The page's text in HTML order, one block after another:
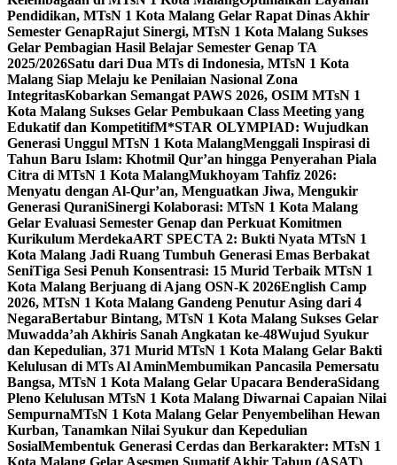
Pendidikan, MTsN 1 Kota Malang Gelar Rapat Dinas Akhir
Semester GenapRajut Sinergi, MTsN 1 Kota Malang Sukses
Gelar Pembagian Hasil Belajar Semester Genap TA
2025/2026Satu dari Dua MTs di Indonesia, MTsN 1 Kota
Malang Siap Melaju ke Penilaian Nasional Zona
IntegritasKobarkan Semangat PAWS 2026, OSIM MTsN 1
Kota Malang Sukses Gelar Pembukaan Class Meeting yang
Edukatif dan KompetitifM*STAR OLYMPIAD: Wujudkan
Generasi Unggul MTsN 1 Kota MalangMenggali Inspirasi di
Tahun Baru Islam: Khotmil Qur’an hingga Penyerahan Piala
Citra di MTsN 1 Kota MalangMukhoyam Tahfiz 2026:
Menyatu dengan Al-Qur’an, Menguatkan Jiwa, Mengukir
Generasi QuraniSinergi Kolaborasi: MTsN 1 Kota Malang
Gelar Evaluasi Semester Genap dan Perkuat Komitmen
Kurikulum MerdekaART SPECTA 2: Bukti Nyata MTsN 1
Kota Malang Jadi Ruang Tumbuh Generasi Emas Berbakat
SeniTiga Sesi Penuh Konsentrasi: 15 Murid Terbaik MTsN 1
Kota Malang Berjuang di Ajang OSN-K 2026English Camp
2026, MTsN 1 Kota Malang Gandeng Penutur Asing dari 4
NegaraBertabur Bintang, MTsN 1 Kota Malang Sukses Gelar
Muwadda’ah Akhiris Sanah Angkatan ke-48Wujud Syukur
dan Kepedulian, 371 Murid MTsN 1 Kota Malang Gelar Bakti
Kelulusan di MTs Al AminMembumikan Pancasila Pemersatu
Bangsa, MTsN 1 Kota Malang Gelar Upacara BenderaSidang
Pleno Kelulusan MTsN 1 Kota Malang Diwarnai Capaian Nilai
SempurnaMTsN 1 Kota Malang Gelar Penyembelihan Hewan
Kurban, Tanamkan Nilai Syukur dan Kepedulian
SosialMembentuk Generasi Cerdas dan Berkarakter: MTsN 1
Kota Malang Gelar Asesmen Sumatif Akhir Tahun (ASAT)